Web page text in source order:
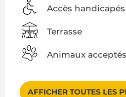
Accès handicapés
Terrasse
Animaux acceptés
AFFICHER TOUTES LES